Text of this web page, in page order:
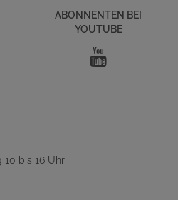
ABONNENTEN BEI
YOUTUBE
10 bis 16 Uhr